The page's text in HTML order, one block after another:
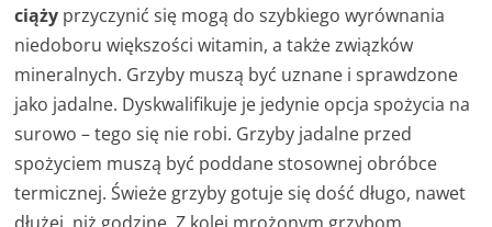
ciąży przyczynić się mogą do szybkiego wyrównania
niedoboru większości witamin, a także związków
mineralnych. Grzyby muszą być uznane i sprawdzone
jako jadalne. Dyskwalifikuje je jedynie opcja spożycia na
surowo – tego się nie robi. Grzyby jadalne przed
spożyciem muszą być poddane stosownej obróbce
termicznej. Świeże grzyby gotuje się dość długo, nawet